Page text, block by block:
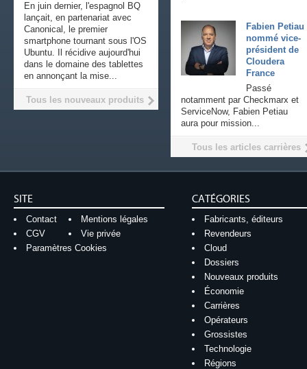
Fabien Petiau
nommé vice-
président de
Cloudera
France
Passé
notamment par Checkmarx et
ServiceNow, Fabien Petiau
aura pour mission...
Tous les articles carrières
En juin dernier, l'espagnol BQ
lançait, en partenariat avec
Canonical, le premier
smartphone tournant sous l'OS
Ubuntu. Il récidive aujourd'hui
dans le domaine des tablettes
en annonçant la mise...
Tous les nouveaux produits
SITE
Contact
Mentions légales
CGV
Vie privée
Paramètres Cookies
CATÉGORIES
Fabricants, éditeurs
Revendeurs
Cloud
Dossiers
Nouveaux produits
Économie
Carrières
Opérateurs
Grossistes
Technologie
Régions